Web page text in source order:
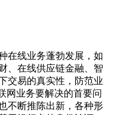
在线业务蓬勃发展，如
、在线供应链金融、智
交易的真实性，防范业
网业务要解决的首要问
不断推陈出新，各种形